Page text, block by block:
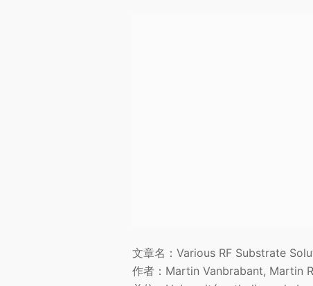
文章名：Various RF Substrate
作者：Martin Vanbrabant, Martin